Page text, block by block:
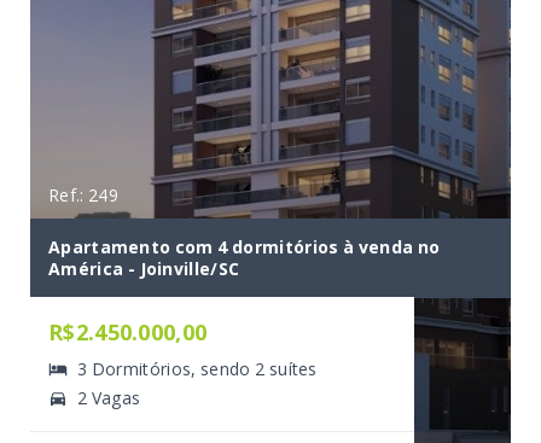
Ref.: 249
Apartamento com 4 dormitórios à venda no
América - Joinville/SC
R$2.450.000,00
3 Dormitórios, sendo 2 suítes
2 Vagas